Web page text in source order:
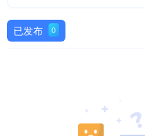
已发布 0